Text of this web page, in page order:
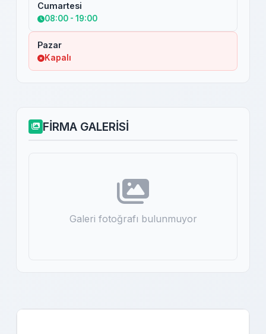
Cumartesi
08:00 - 19:00
Pazar
Kapalı
FİRMA GALERİSİ
Galeri fotoğrafı bulunmuyor